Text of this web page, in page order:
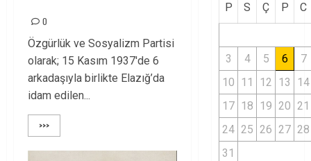
0
Özgürlük ve Sosyalizm Partisi
olarak; 15 Kasım 1937′de 6
arkadaşıyla birlikte Elazığ’da
idam edilen...
>>>
P S Ç P C
3 4 5 6
7
10 11 12 13
14
17 18 19 20 21
24 25 26 27 28
31